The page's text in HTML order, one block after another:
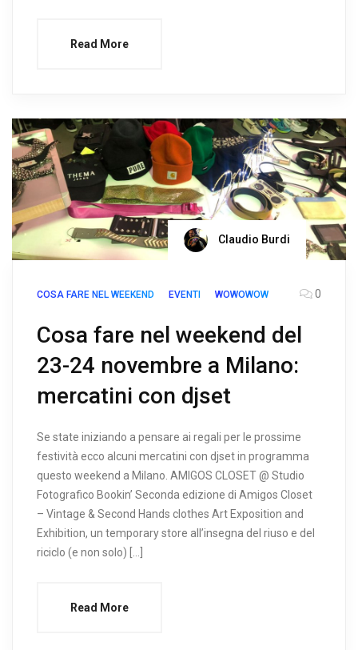
Read More
Claudio Burdi
COSA FARE NEL WEEKEND EVENTI WOWOWOW 0
Cosa fare nel weekend del
23-24 novembre a Milano:
mercatini con djset
Se state iniziando a pensare ai regali per le prossime
festività ecco alcuni mercatini con djset in programma
questo weekend a Milano. AMIGOS CLOSET @ Studio
Fotografico Bookin’ Seconda edizione di Amigos Closet
– Vintage & Second Hands clothes Art Exposition and
Exhibition, un temporary store all’insegna del riuso e del
riciclo (e non solo) […]
Read More